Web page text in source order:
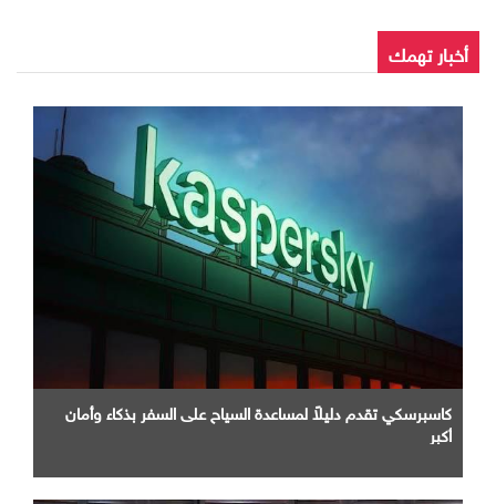
أخبار تهمك
كاسبرسكي تقدم دليلاً لمساعدة السياح على السفر بذكاء وأمان
أكبر